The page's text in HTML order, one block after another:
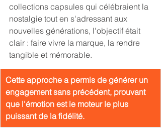
collections capsules qui célébraient la
nostalgie tout en s'adressant aux
nouvelles générations, l'objectif était
clair : faire vivre la marque, la rendre
tangible et mémorable.
Cette approche a permis de générer un
engagement sans précédent, prouvant
que l'émotion est le moteur le plus
puissant de la fidélité.